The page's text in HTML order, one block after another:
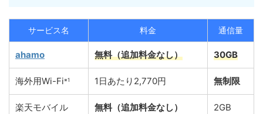
サービス名 料金 通信量
ahamo 無料（追加料金なし） 30GB
海外用Wi-Fi※1 1日あたり2,770円 無制限
楽天モバイル 無料（追加料金なし） 2GB